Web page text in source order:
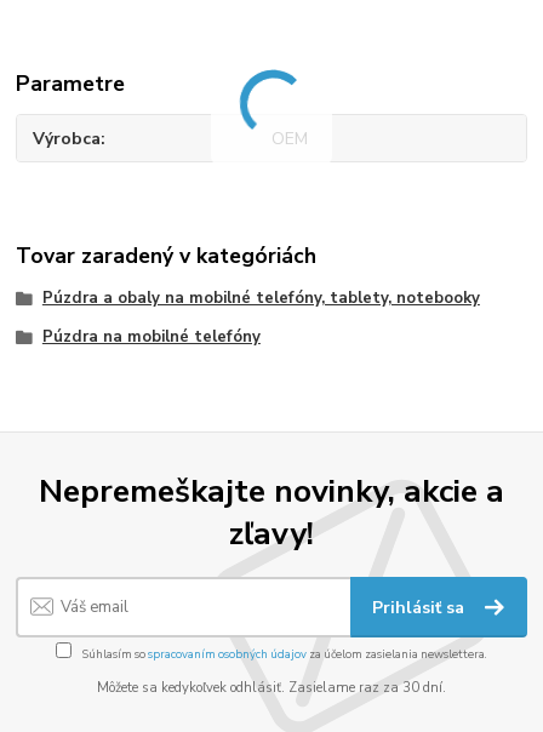
Parametre
Výrobca OEM
Tovar zaradený v kategóriách
Púzdra a obaly na mobilné telefóny, tablety, notebooky
Púzdra na mobilné telefóny
Nepremeškajte novinky, akcie a
zľavy!
Prihlásiť sa
Súhlasím sospracovaním osobných údajov za účelom zasielania newslettera.
Môžete sa kedykoľvek odhlásiť. Zasielame raz za 30 dní.